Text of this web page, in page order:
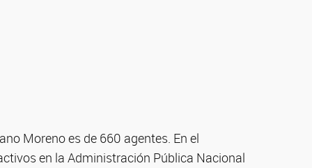
Moreno es de 660 agentes. En el
en la Administración Pública Nacional